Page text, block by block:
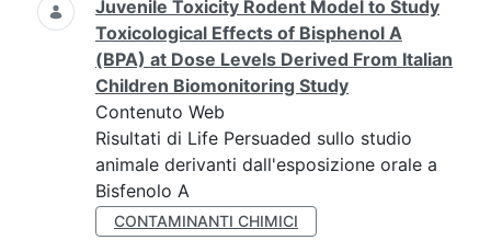
Juvenile Toxicity Rodent Model to Study
Toxicological Effects of Bisphenol A
(BPA) at Dose Levels Derived From Italian
Children Biomonitoring Study
Contenuto Web
Risultati di Life Persuaded sullo studio
animale derivanti dall'esposizione orale a
Bisfenolo A
CONTAMINANTI CHIMICI